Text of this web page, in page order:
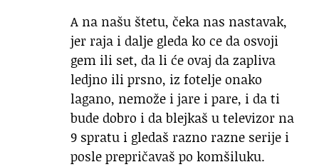
A na našu štetu, čeka nas nastavak,
jer raja i dalje gleda ko ce da osvoji
gem ili set, da li će ovaj da zapliva
ledjno ili prsno, iz fotelje onako
lagano, nemože i jare i pare, i da ti
bude dobro i da blejkaš u televizor na
9 spratu i gledaš razno razne serije i
posle prepričavaš po komšiluku.